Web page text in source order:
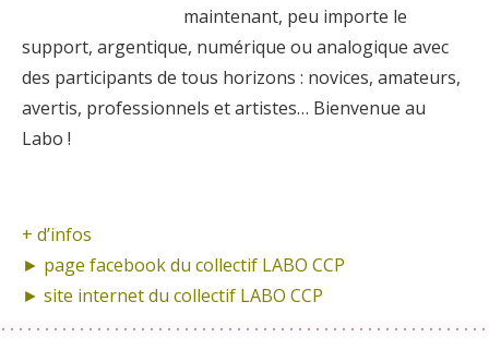
maintenant, peu importe le
support, argentique, numérique ou analogique avec
des participants de tous horizons : novices, amateurs,
avertis, professionnels et artistes… Bienvenue au
Labo !
+ d’infos
► page facebook du collectif LABO CCP
► site internetdu collectif LABO CCP